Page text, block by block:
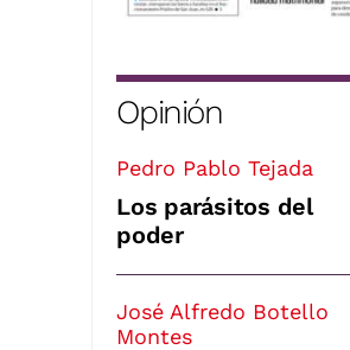
Opinión
Pedro Pablo Tejada
Los parásitos del
poder
José Alfredo Botello
Montes